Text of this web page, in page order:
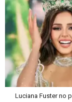
Luciana Fuster no